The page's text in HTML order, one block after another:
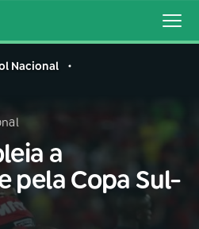
Nacional
a
pela Copa Sul-